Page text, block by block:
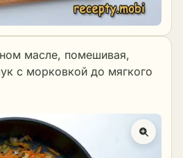
масле, помешивая,
с морковкой до мягкого